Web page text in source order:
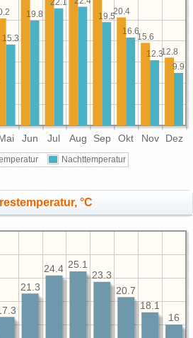
Jun Jul Aug Sep Okt Nov Dez
12.8
15.6
20.4
9.9
12.3
16.6
19.5
22.1
19.8
15.3
Nachttemperatur
°C
16
18.1
20.7
23.3
25.1
24.4
21.3